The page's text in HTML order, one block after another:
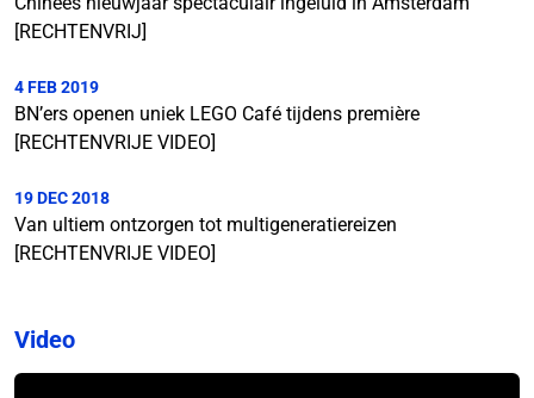
[RECHTENVRIJ]
4 FEB 2019
BN’ers openen uniek LEGO Café tijdens première
[RECHTENVRIJE VIDEO]
19 DEC 2018
Van ultiem ontzorgen tot multigeneratiereizen
[RECHTENVRIJE VIDEO]
Video